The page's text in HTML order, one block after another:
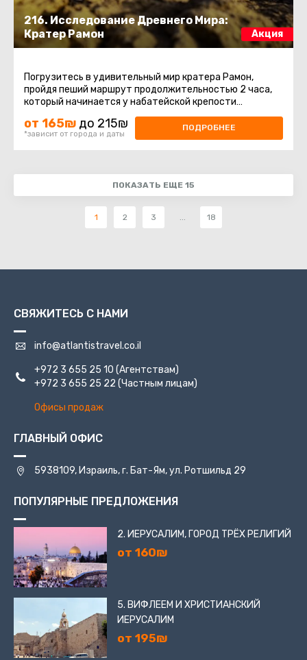
216. Исследование Древнего Мира:
Кратер Рамон
Акция
Погрузитесь в удивительный мир кратера Рамон,
пройдя пеший маршрут продолжительностью 2 часа,
который начинается у набатейской крепости
Саароним. Ваше приключение ...
от 165₪ до 215₪
*зависит от города и даты
ПОДРОБНЕЕ
ПОКАЗАТЬ ЕЩЕ 15
1 2 3 18
СВЯЖИТЕСЬ С НАМИ
info@atlantistravel.co.il
+972 3 655 25 10 (Агентствам)
+972 3 655 25 22 (Частным лицам)
Офисы продаж
ГЛАВНЫЙ ОФИС
5938109, Израиль, г. Бат-Ям, ул. Ротшильд 29
ПОПУЛЯРНЫЕ ПРЕДЛОЖЕНИЯ
2. ИЕРУСАЛИМ, ГОРОД ТРЁХ РЕЛИГИЙ
от 160₪
5. ВИФЛЕЕМ И ХРИСТИАНСКИЙ
ИЕРУСАЛИМ
от 195₪